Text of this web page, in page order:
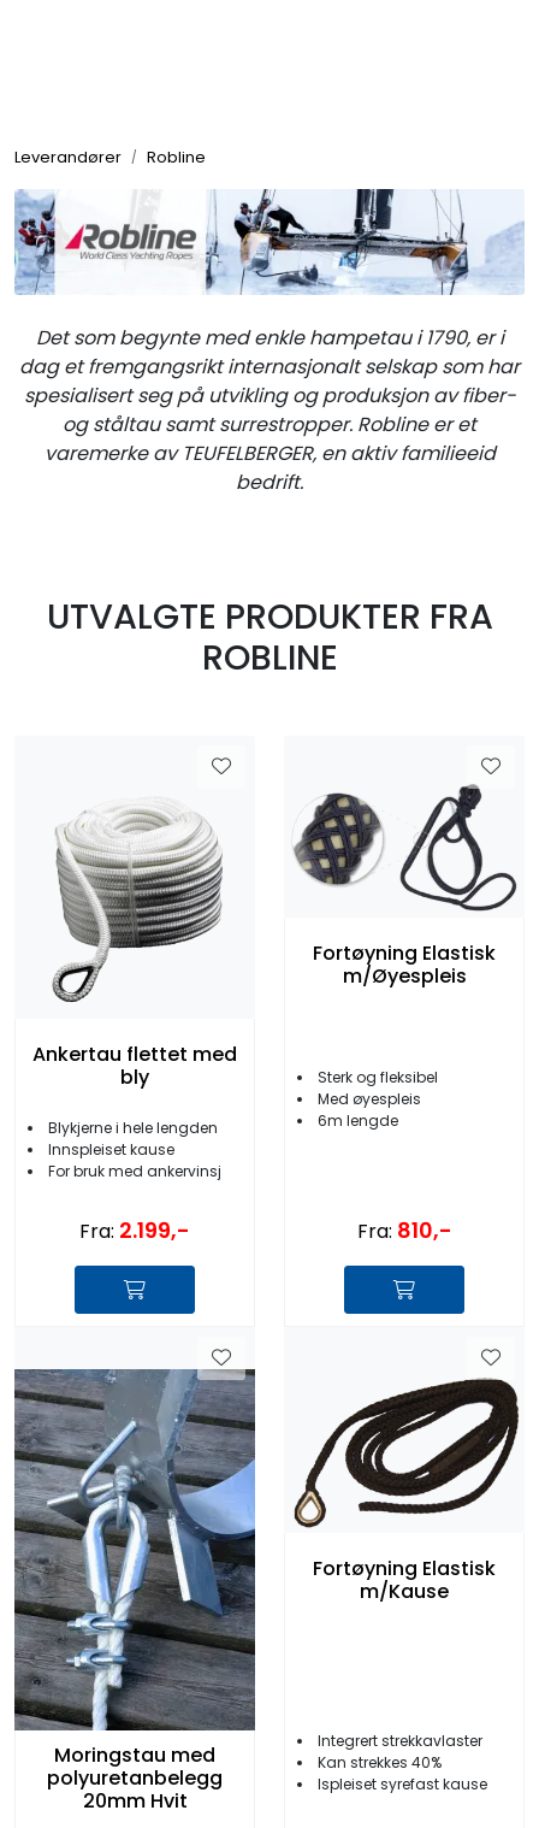
Leverandører Robline
Det som begynte med enkle hampetau i 1790, er i
dag et fremgangsrikt internasjonalt selskap som har
spesialisert seg på utvikling og produksjon av fiber-
og ståltau samt surrestropper. Robline er et
varemerke av TEUFELBERGER, en aktiv familieeid
bedrift.
UTVALGTE PRODUKTER FRA
ROBLINE
Ankertau flettet med
bly
Blykjerne i hele lengden
Innspleiset kause
For bruk med ankervinsj
Fra: 2.199,-
Fortøyning Elastisk
m/Øyespleis
Sterk og fleksibel
Med øyespleis
6m lengde
Fra: 810,-
Moringstau med
polyuretanbelegg
20mm Hvit
Fortøyning Elastisk
m/Kause
Integrert strekkavlaster
Kan strekkes 40%
Ispleiset syrefast kause
Bygg/Innredning
VVS
Motor/Styring
Fritid/Sikkerhet
Nyheter